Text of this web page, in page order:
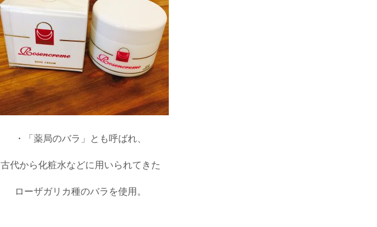
・「薬局のバラ」とも呼ばれ、
古代から化粧水などに用いられてきた
ローザガリカ種のバラを使用。